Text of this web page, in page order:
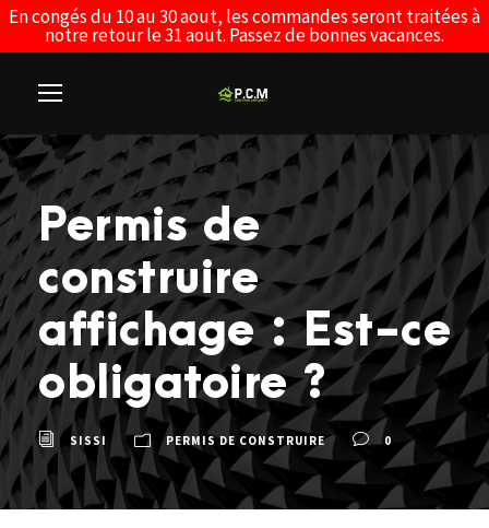
En congés du 10 au 30 aout, les commandes seront traitées à
notre retour le 31 aout. Passez de bonnes vacances.
Permis de
construire
affichage : Est-ce
obligatoire ?
SISSI PERMIS DE CONSTRUIRE 0